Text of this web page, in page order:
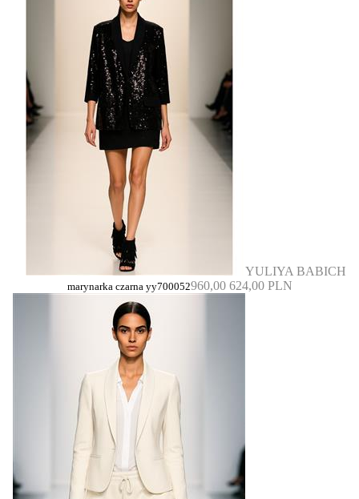
YULIYA BABICH
marynarka czarna yy700052960,00 624,00 PLN